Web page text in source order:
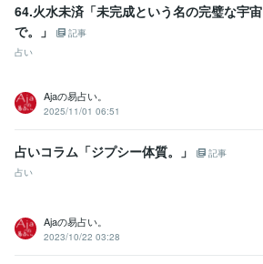
64.火水未済「未完成という名の完璧な宇宙
で。」
記事
占い
Ajaの易占い。
2025/11/01 06:51
占いコラム「ジプシー体質。」
記事
占い
Ajaの易占い。
2023/10/22 03:28